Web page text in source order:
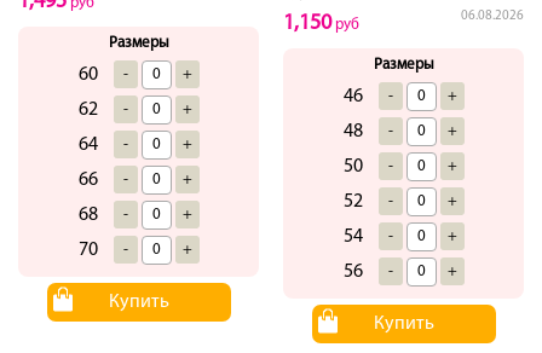
руб
Размеры
60 - +
62 - +
64 - +
66 - +
68 - +
70 - +
Купить
06.08.2026
1,150руб
Размеры
46 - +
48 - +
50 - +
52 - +
54 - +
56 - +
Купить